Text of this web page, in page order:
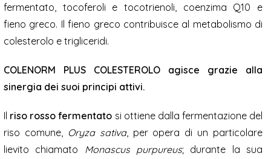
fermentato, tocoferoli e tocotrienoli, coenzima Q10 e
fieno greco. Il fieno greco contribuisce al metabolismo di
colesterolo e trigliceridi.
COLENORM PLUS COLESTEROLO agisce grazie alla
sinergia dei suoi principi attivi.
Il riso rosso fermentato si ottiene dalla fermentazione del
riso comune,
Oryza sativa, per opera di un particolare
lievito chiamato Monascus purpureus; durante la sua